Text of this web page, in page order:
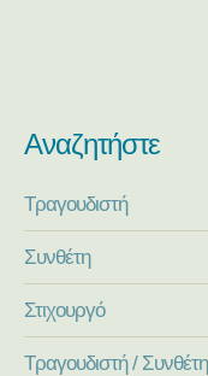
Αναζητήστε
Τραγουδιστή
Συνθέτη
Στιχουργό
Τραγουδιστή /